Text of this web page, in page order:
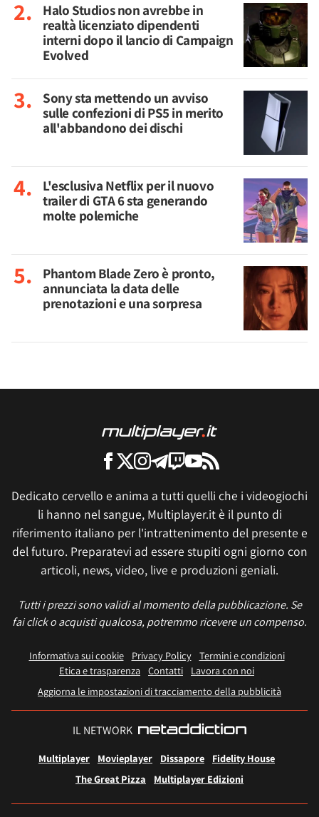
Halo Studios non avrebbe in
realtà licenziato dipendenti
interni dopo il lancio di Campaign
Evolved
Sony sta mettendo un avviso
sulle confezioni di PS5 in merito
all'abbandono dei dischi
L'esclusiva Netflix per il nuovo
trailer di GTA 6 sta generando
molte polemiche
Phantom Blade Zero è pronto,
annunciata la data delle
prenotazioni e una sorpresa
Dedicato cervello e anima a tutti quelli che i videogiochi
li hanno nel sangue, Multiplayer.it è il punto di
riferimento italiano per l'intrattenimento del presente e
del futuro. Preparatevi ad essere stupiti ogni giorno con
articoli, news, video, live e produzioni geniali.
Tutti i prezzi sono validi al momento della pubblicazione. Se
fai click o acquisti qualcosa, potremmo ricevere un compenso.
Informativa sui cookie Privacy Policy
Termini e condizioni
Etica e trasparenza Contatti
Lavora con noi
Aggiorna le impostazioni di tracciamento della pubblicità
IL NETWORK
Multiplayer Movieplayer Dissapore
Fidelity House
The Great Pizza
Multiplayer Edizioni